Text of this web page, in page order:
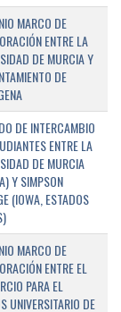
MARCO DE
ENTRE LA
DE MURCIA Y
DE
DE INTERCAMBIO
ENTRE LA
DE MURCIA
Y SIMPSON
(IOWA, ESTADOS
MARCO DE
ENTRE EL
PARA EL
UNIVERSITARIO DE